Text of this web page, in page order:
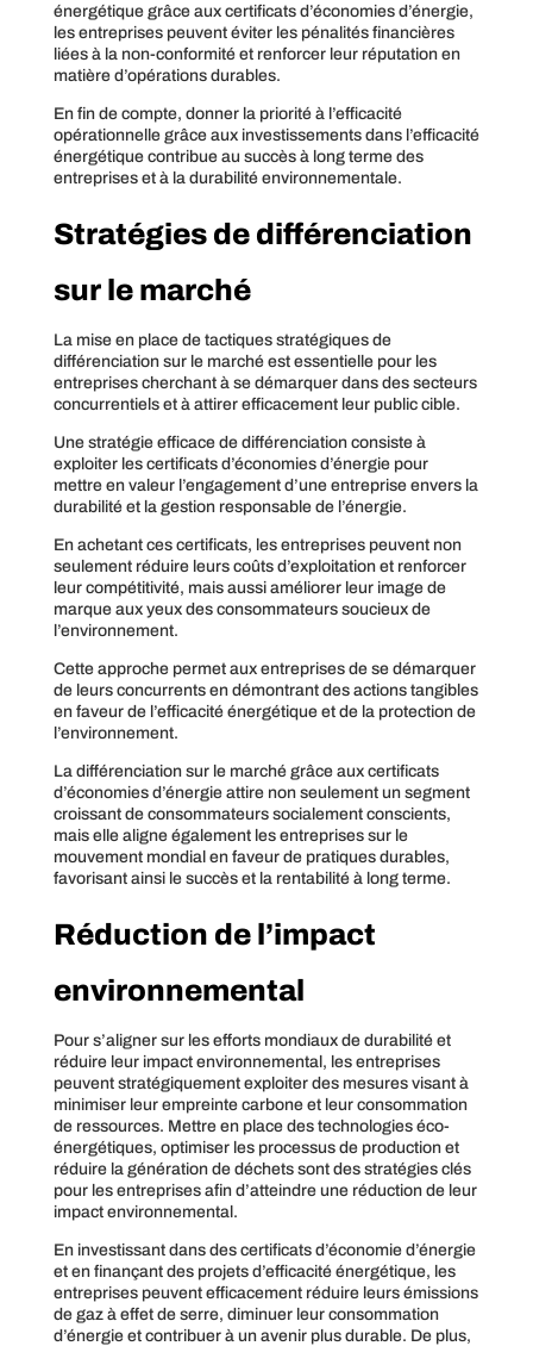
énergétique grâce aux certificats d’économies d’énergie,
les entreprises peuvent éviter les pénalités financières
liées à la non-conformité et renforcer leur réputation en
matière d’opérations durables.
En fin de compte, donner la priorité à l’efficacité
opérationnelle grâce aux investissements dans l’efficacité
énergétique contribue au succès à long terme des
entreprises et à la durabilité environnementale.
Stratégies de différenciation
sur le marché
La mise en place de tactiques stratégiques de
différenciation sur le marché est essentielle pour les
entreprises cherchant à se démarquer dans des secteurs
concurrentiels et à attirer efficacement leur public cible.
Une stratégie efficace de différenciation consiste à
exploiter les certificats d’économies d’énergie pour
mettre en valeur l’engagement d’une entreprise envers la
durabilité et la gestion responsable de l’énergie.
En achetant ces certificats, les entreprises peuvent non
seulement réduire leurs coûts d’exploitation et renforcer
leur compétitivité, mais aussi améliorer leur image de
marque aux yeux des consommateurs soucieux de
l’environnement.
Cette approche permet aux entreprises de se démarquer
de leurs concurrents en démontrant des actions tangibles
en faveur de l’efficacité énergétique et de la protection de
l’environnement.
La différenciation sur le marché grâce aux certificats
d’économies d’énergie attire non seulement un segment
croissant de consommateurs socialement conscients,
mais elle aligne également les entreprises sur le
mouvement mondial en faveur de pratiques durables,
favorisant ainsi le succès et la rentabilité à long terme.
Réduction de l’impact
environnemental
Pour s’aligner sur les efforts mondiaux de durabilité et
réduire leur impact environnemental, les entreprises
peuvent stratégiquement exploiter des mesures visant à
minimiser leur empreinte carbone et leur consommation
de ressources. Mettre en place des technologies éco-
énergétiques, optimiser les processus de production et
réduire la génération de déchets sont des stratégies clés
pour les entreprises afin d’atteindre une réduction de leur
impact environnemental.
En investissant dans des certificats d’économie d’énergie
et en finançant des projets d’efficacité énergétique, les
entreprises peuvent efficacement réduire leurs émissions
de gaz à effet de serre, diminuer leur consommation
d’énergie et contribuer à un avenir plus durable. De plus,